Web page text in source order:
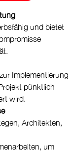
und bietet
Implementierung
pünktlich
wird.
Architekten,
um